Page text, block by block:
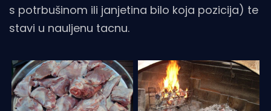
s potrbušinom ili janjetina bilo koja pozicija) te
stavi u nauljenu tacnu.